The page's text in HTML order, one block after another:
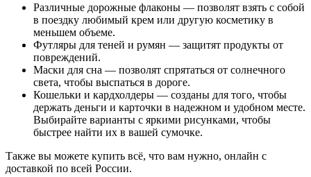
Различные дорожные флаконы — позволят взять с собой
в поездку любимый крем или другую косметику в
меньшем объеме.
Футляры для теней и румян — защитят продукты от
повреждений.
Маски для сна — позволят спрятаться от солнечного
света, чтобы выспаться в дороге.
Кошельки и кардхолдеры — созданы для того, чтобы
держать деньги и карточки в надежном и удобном месте.
Выбирайте варианты с яркими рисунками, чтобы
быстрее найти их в вашей сумочке.
Также вы можете купить всё, что вам нужно, онлайн с
доставкой по всей России.